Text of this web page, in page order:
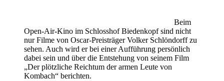
Beim
Open-Air-Kino im Schlosshof Biedenkopf sind nicht
nur Filme von Oscar-Preisträger Volker Schlöndorff zu
sehen. Auch wird er bei einer Aufführung persönlich
dabei sein und über die Entstehung von seinem Film
„Der plötzliche Reichtum der armen Leute von
Kombach“ berichten.